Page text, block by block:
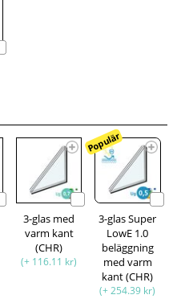
3-glas med
varm kant
(CHR)
(+ 116.11 kr)
Populär
3-glas Super
LowE 1.0
beläggning
med varm
kant (CHR)
(+ 254.39 kr)